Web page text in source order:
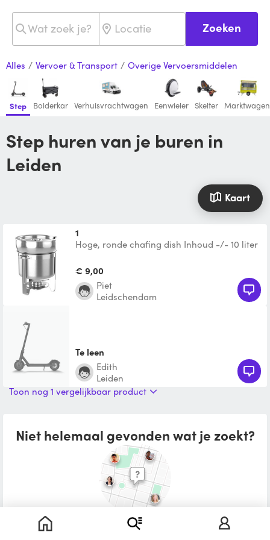
Zoeken
Alles / Vervoer & Transport / Overige Vervoersmiddelen
Step Bolderkar Verhuisvrachtwagen Eenwieler Skelter Marktwagen
Step huren van je buren in
Leiden
Kaart
1
Hoge, ronde chafing dish Inhoud -/- 10 liter
brandpasta bij
€ 9,00
Piet
Leidschendam
Te leen
Edith
Leiden
Toon nog 1 vergelijkbaar product
Niet helemaal gevonden wat je zoekt?
Plaats een leenoproep in je buurt